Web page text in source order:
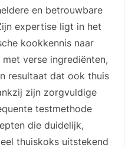
en betrouwbare
expertise ligt in het
kookkennis naar
verse ingrediënten,
resultaat dat ook thuis
zijn zorgvuldige
testmethode
die duidelijk,
thuiskoks uitstekend